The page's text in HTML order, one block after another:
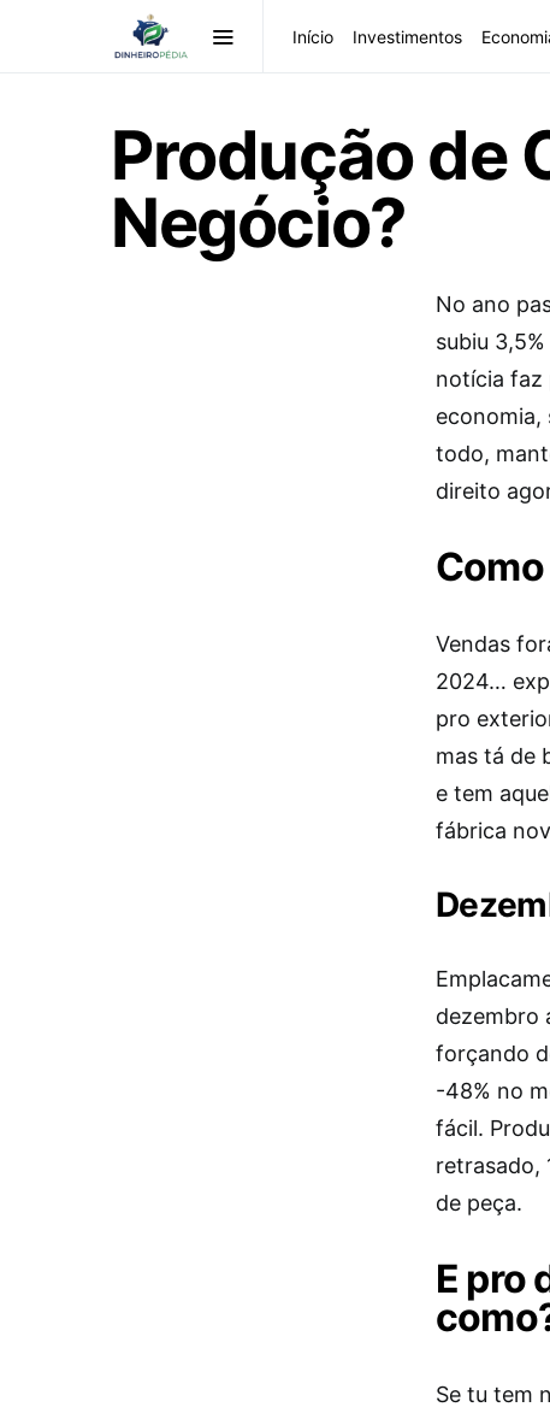
Início Investimentos
Produção de
Negócio?
No ano
subiu
notícia faz
economia,
todo,
direito
Vendas
2024…
pro
mas tá de
e tem
fábrica
dezembro
forçando
-48% no
fácil.
retrasado,
de peça.
E pro
Se tu tem